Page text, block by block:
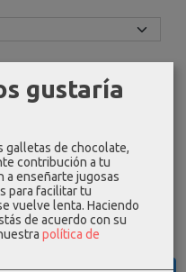
gustaría
galletas de chocolate,
contribución a tu
a enseñarte jugosas
para facilitar tu
vuelve lenta. Haciendo
de acuerdo con su
política de